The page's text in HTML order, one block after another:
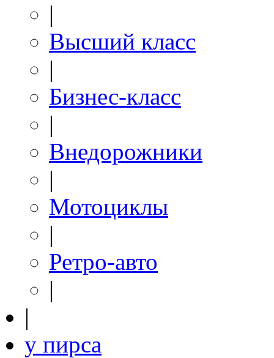
|
Высший класс
|
Бизнес-класс
|
Внедорожники
|
Мотоциклы
|
Ретро-авто
|
|
у пирса